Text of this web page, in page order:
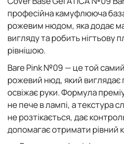
професійна камуфлююча
рожевим нюдом, яка додає
вигляду та робить нігтьову
рівнішою.
Bare Pink №09 — це той
рожевий нюд, який
освіжає руки. Формула
не пече в лампі, а текстура
не розтікається, дає
допомагає отримати рівний